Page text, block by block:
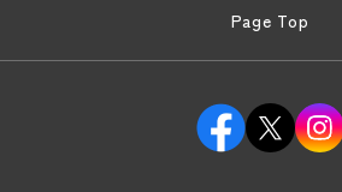
Page Top